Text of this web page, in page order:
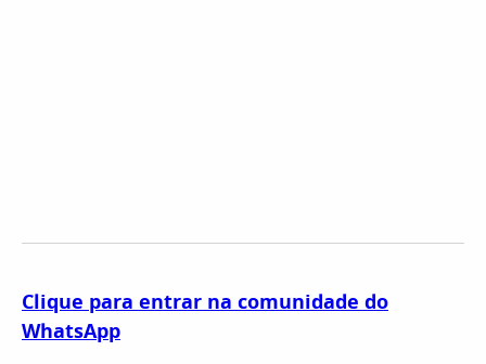
Clique para entrar na comunidade do
WhatsApp